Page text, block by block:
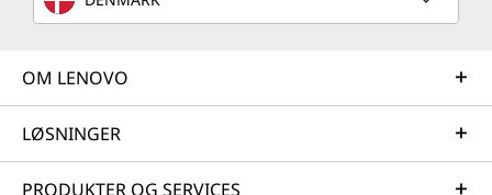
OM LENOVO
LØSNINGER
PRODUKTER OG SERVICES